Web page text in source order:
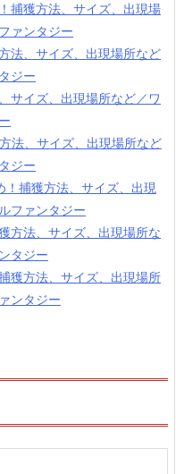
捕獲方法、サイズ、出現場
ァンタジー
法、サイズ、出現場所など
ジー
サイズ、出現場所など／ワ
法、サイズ、出現場所など
ジー
！捕獲方法、サイズ、出現
ファンタジー
方法、サイズ、出現場所な
タジー
獲方法、サイズ、出現場所
ンタジー